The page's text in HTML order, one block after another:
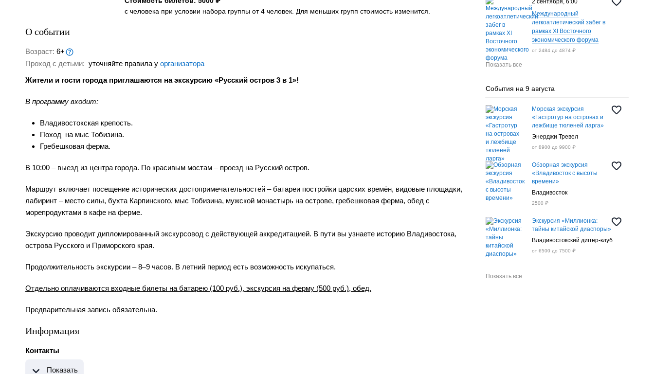
с человека при условии набора группы от 4 человек. Для меньших групп стоимость изменится.
О событии
Возраст: 6+
Проход с детьми: уточняйте правила у организатора
Жители и гости города приглашаются на экскурсию «Русский остров 3 в 1»!
В программу входит:
Владивостокская крепость.
Поход на мыс Тобизина.
Гребешковая ферма.
В 10:00 – выезд из центра города. По красивым мостам – проезд на Русский остров.
Маршрут включает посещение исторических достопримечательностей – батареи постройки царских времён, видовые площадки,
лабиринт – место силы, бухта Карпинского, мыс Тобизина, мужской монастырь на острове, гребешковая ферма, обед с
морепродуктами в кафе на ферме.
Экскурсию проводит дипломированный экскурсовод с действующей аккредитацией. В пути вы узнаете историю Владивостока,
острова Русского и Приморского края.
Продолжительность экскурсии – 8–9 часов. В летний период есть возможность искупаться.
Отдельно оплачиваются входные билеты на батарею (100 руб.), экскурсия на ферму (500 руб.), обед.
Предварительная запись обязательна.
Информация
Контакты
Показать
Международный
легкоатлетический забег в
рамках XI Восточного
экономического форума
от 2484 до 4874 ₽
Показать все
События на 9 августа
Морская экскурсия
«Гастротур на островах и
лежбище тюленей ларга»
Энерджи Тревел
от 8900 до 9900 ₽
Обзорная экскурсия
«Владивосток с высоты
времени»
Владивосток
2500 ₽
Экскурсия «Миллионка:
тайны китайской диаспоры»
Владивостокский диггер-клуб
от 6500 до 7500 ₽
Показать все